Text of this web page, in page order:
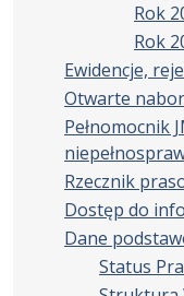
Rok
Rok
Ewidencje,
Otwarte
Pełnomocnik
Rzecznik
Dostęp do
Dane
Status